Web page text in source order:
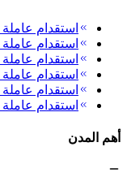
استقدام
استقدام عاملة
استقدام
استقدام عاملة
استقدام
استقدام عاملة
أهم المدن